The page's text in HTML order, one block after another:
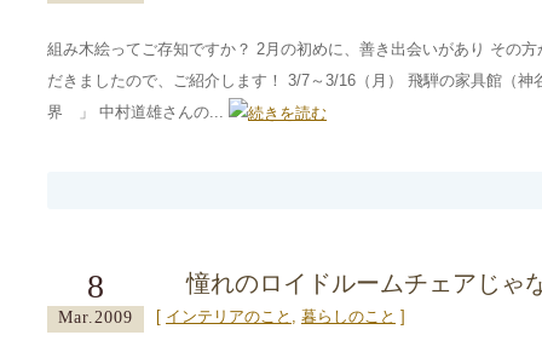
組み木絵ってご存知ですか？ 2月の初めに、善き出会いがあり その
だきましたので、ご紹介します！ 3/7～3/16（月） 飛騨の家具館（
界 」 中村道雄さんの...
憧れのロイドルームチェアじゃ
8
Mar.2009 [ インテリアのこと 暮らしのこと ]